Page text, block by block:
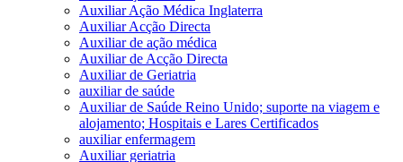
Auxiliar Ação Médica Inglaterra
Auxiliar Acção Directa
Auxiliar de ação médica
Auxiliar de Acção Directa
Auxiliar de Geriatria
auxiliar de saúde
Auxiliar de Saúde Reino Unido; suporte na viagem e
alojamento; Hospitais e Lares Certificados
auxiliar enfermagem
Auxiliar geriatria